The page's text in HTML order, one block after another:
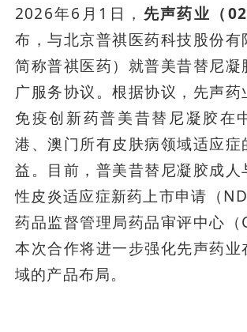
2026年6月1日， 先声药业（
布，与北京普祺医药科技股份有
简称普祺医药）就普美昔替尼凝
广服务协议。根据协议，先声药
免疫创新药普美昔替尼凝胶在
港、澳门所有皮肤病领域适应症
益。目前，普美昔替尼凝胶成人
性皮炎适应症新药上市申请（
药品监督管理局药品审评中心（
本次合作将进一步强化先声药业
域的产品布局。